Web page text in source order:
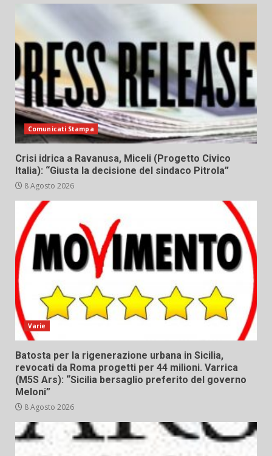
Comunicati Stampa
Crisi idrica a Ravanusa, Miceli (Progetto Civico
Italia): “Giusta la decisione del sindaco Pitrola”
8 Agosto 2026
Varie
Batosta per la rigenerazione urbana in Sicilia,
revocati da Roma progetti per 44 milioni. Varrica
(M5S Ars): “Sicilia bersaglio preferito del governo
Meloni”
8 Agosto 2026